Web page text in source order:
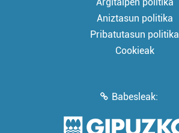
Aniztasun politika
Pribatutasun politika
Cookieak
Babesleak: